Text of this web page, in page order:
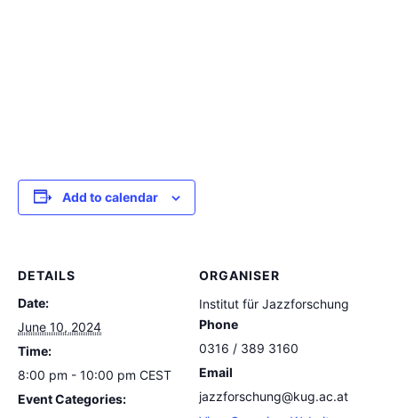
Add to calendar
DETAILS
Date:
June 10, 2024
Time:
8:00 pm - 10:00 pm CEST
Event Categories:
ORGANISER
Institut für Jazzforschung
Phone
0316 / 389 3160
Email
jazzforschung@kug.ac.at